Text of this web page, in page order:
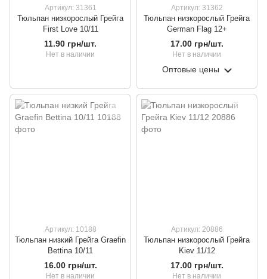
Артикул: 31361
Тюльпан низкорослый Грейга
First Love 10/11
11.90 грн/шт.
Нет в наличии
Артикул: 31362
Тюльпан низкорослый Грейга
German Flag 12+
17.00 грн/шт.
Нет в наличии
Оптовые цены
Артикул: 10188
Тюльпан низкий Грейга Graefin
Bettina 10/11
16.00 грн/шт.
Нет в наличии
Артикул: 20886
Тюльпан низкорослый Грейга
Kiev 11/12
17.00 грн/шт.
Нет в наличии